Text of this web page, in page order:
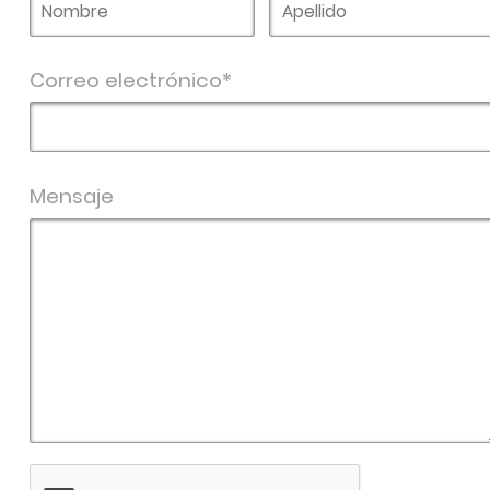
Correo electrónico*
Mensaje